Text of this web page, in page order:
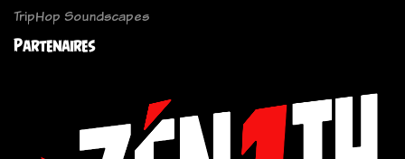
TripHop Soundscapes
Partenaires